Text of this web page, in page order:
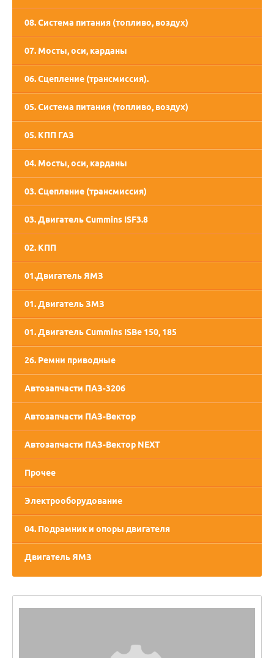
08. Система питания (топливо, воздух)
07. Мосты, оси, карданы
06. Сцепление (трансмиссия).
05. Система питания (топливо, воздух)
05. КПП ГАЗ
05. КПП СААЗ
04. Мосты, оси, карданы
03. Сцепление (трансмиссия)
03. Двигатель Cummins ISF3.8
02. КПП
01.Двигатель ЯМЗ
02. Двигатель ММЗ
01. Двигатель ЗМЗ
01. Двигатель Cummins ISBe 150, 185
26. Ремни приводные
Автозапчасти ПАЗ-3206
Автозапчасти ПАЗ-Вектор
Автозапчасти ПАЗ-Вектор NEXT
Прочее
Электрооборудование
04. Подрамник и опоры двигателя
Двигатель ЯМЗ